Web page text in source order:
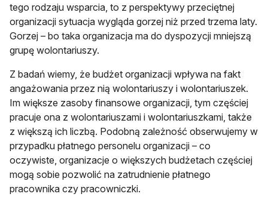
tego rodzaju wsparcia, to z perspektywy przeciętnej
organizacji sytuacja wygląda gorzej niż przed trzema laty.
Gorzej – bo taka organizacja ma do dyspozycji mniejszą
grupę wolontariuszy.
Z badań wiemy, że budżet organizacji wpływa na fakt
angażowania przez nią wolontariuszy i wolontariuszek.
Im większe zasoby finansowe organizacji, tym częściej
pracuje ona z wolontariuszami i wolontariuszkami, także
z większą ich liczbą. Podobną zależność obserwujemy w
przypadku płatnego personelu organizacji – co
oczywiste, organizacje o większych budżetach częściej
mogą sobie pozwolić na zatrudnienie płatnego
pracownika czy pracowniczki.